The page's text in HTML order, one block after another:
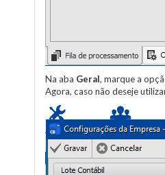
Na aba Geral, marque a
Agora, caso não deseje